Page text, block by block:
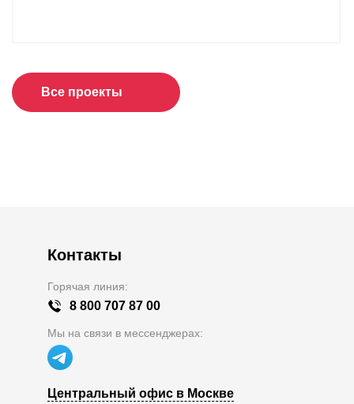
Все проекты
Контакты
Горячая линия:
8 800 707 87 00
Мы на связи в мессенджерах:
Центральный офис в Москве